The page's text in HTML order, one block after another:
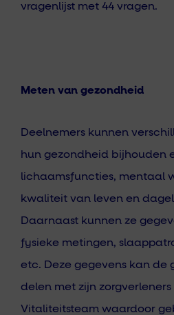
vragenlijst met 44 vragen.
Meten van gezondheid
Deelnemers kunnen
hun gezondheid bijhouden
lichaamsfuncties, mentaal
kwaliteit van leven en
Daarnaast kunnen ze
fysieke metingen,
etc. Deze gegevens kan de
delen met zijn
Vitaliteitsteam waardoor